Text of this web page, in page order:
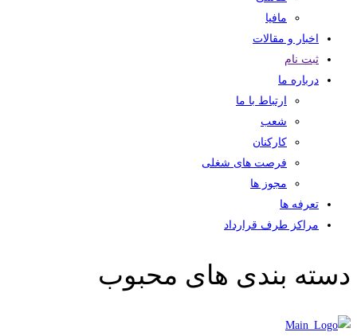
مافیا
اخبار و مقالات
ثبت نام
درباره ما
ارتباط با ما
شعب
کارکنان
فرصت های شغلی
مجوز ها
تعرفه ها
مراکز طرف قرارداد
دسته بندی های محبوب